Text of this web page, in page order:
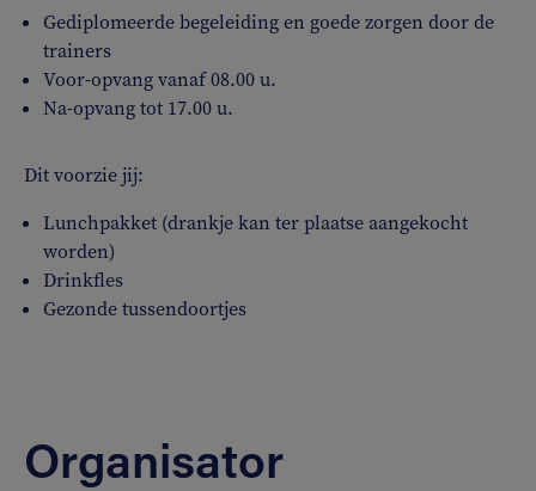
Gediplomeerde begeleiding en goede zorgen door de
trainers
Voor-opvang vanaf 08.00 u.
Na-opvang tot 17.00 u.
Dit voorzie jij:
Lunchpakket (drankje kan ter plaatse aangekocht
worden)
Drinkfles
Gezonde tussendoortjes
Organisator